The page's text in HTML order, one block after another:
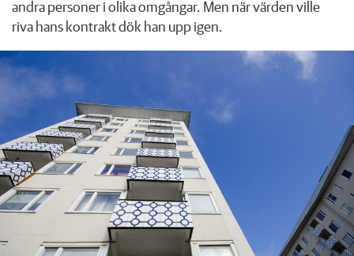
andra personer i olika omgångar. Men när värden ville
riva hans kontrakt dök han upp igen.